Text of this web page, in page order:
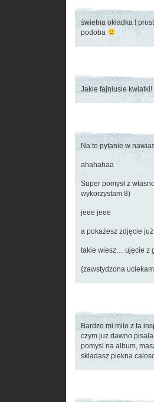
świetna okładka !
podoba
Jakie fajniusie kwiatki!
Na to pytanie w
ahahahaa
Super pomysł z
wykorzystam 8)
jeee jeee
a pokażesz zdjęcie
takie wiesz… ujęcie z
{zawstydzona
Bardzo mi milo z ta
czym juz dawno
pomysl na album,
skladasz piekna